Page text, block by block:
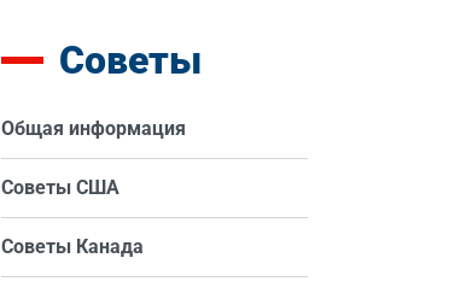
Советы
Общая информация
Советы США
Советы Канада